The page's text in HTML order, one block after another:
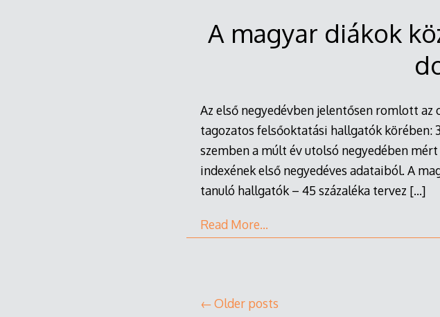
A magyar diákok
Az első negyedévben jelentősen romlott
tagozatos felsőoktatási hallgatók körében:
szemben a múlt év utolsó negyedében
indexének első negyedéves adataiból. A
tanuló hallgatók – 45 százaléka tervez […]
Read More…
Posts
Older posts